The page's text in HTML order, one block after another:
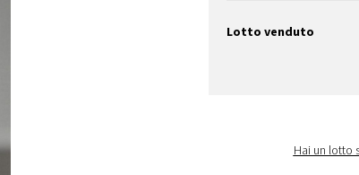
Lotto venduto
Hai un lotto